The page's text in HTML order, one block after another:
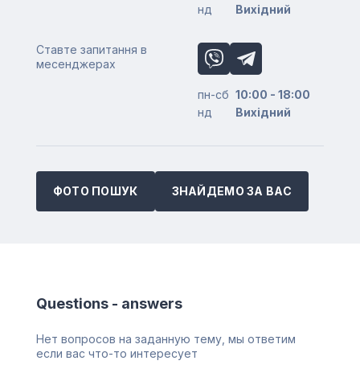
нд
Вихідний
Ставте запитання в
месенджерах
пн-сб 10:00 - 18:00
нд
Вихідний
ФОТО ПОШУК ЗНАЙДЕМО ЗА ВАС
Questions - answers
Нет вопросов на заданную тему, мы ответим
если вас что-то интересует